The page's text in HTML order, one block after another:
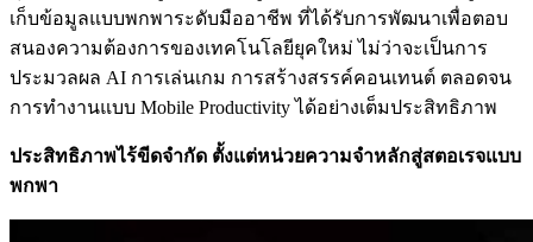
เก็บข้อมูลแบบพกพาระดับมืออาชีพ ที่ได้รับการพัฒนาเพื่อตอบ
สนองความต้องการของเทคโนโลยียุคใหม่ ไม่ว่าจะเป็นการ
ประมวลผล AI การเล่นเกม การสร้างสรรค์คอนเทนต์ ตลอดจน
การทำงานแบบ Mobile Productivity ได้อย่างเต็มประสิทธิภาพ
ประสิทธิภาพไร้ขีดจำกัด ตั้งแต่หน่วยความจำหลักสู่สตอเรจแบบ
พกพา